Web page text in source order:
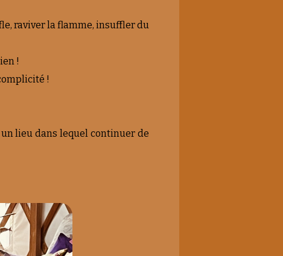
raviver la flamme, insuffler du
!
!
lieu dans lequel continuer de